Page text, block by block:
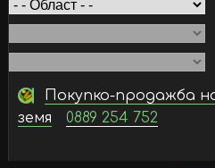
Покупко-продажба
земя
0889 254 752